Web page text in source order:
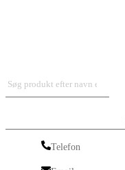
Telefon